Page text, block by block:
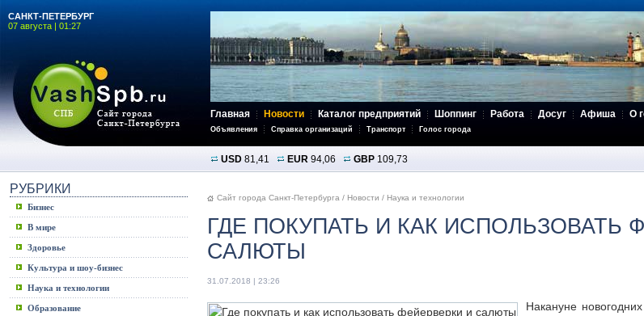
САНКТ-ПЕТЕРБУРГ
07 августа | 01:27
Главная Новости Каталог предприятий Шоппинг Работа Досуг Афиша О
Объявления Справка организаций Транспорт Голос города
USD 81,41 EUR 94,06 GBP 109,73
РУБРИКИ
Бизнес
В мире
Здоровье
Культура и шоу-бизнес
Наука и технологии
Образование
Сайт города Санкт-Петербурга / Новости / Наука и технологии
ГДЕ ПОКУПАТЬ И КАК ИСПОЛЬЗОВАТЬ
САЛЮТЫ
31.07.2018 | 23:26
Накануне